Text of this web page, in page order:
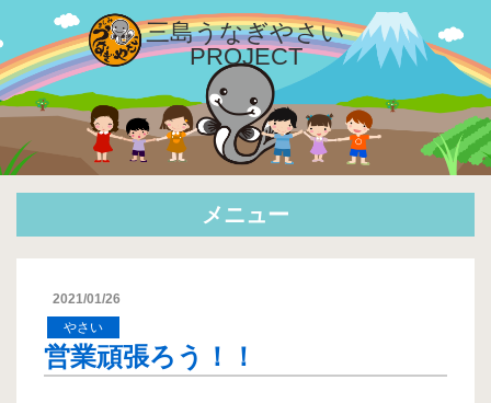
三島うなぎやさい
PROJECT
メニュー
2021/01/26
やさい
営業頑張ろう！！